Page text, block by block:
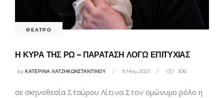
ΘΕΑΤΡΟ
Η ΚΥΡΑ ΤΗΣ ΡΩ – ΠΑΡΑΤΑΣΗ ΛΟΓΩ ΕΠΙΤΥΧΙΑΣ
byΚΑΤΕΡΙΝΑ ΧΑΤΖΗΚΩΝΣΤΑΝΤΙΝΟΥ 9 May 2023 306
σε σκηνοθεσία Σταύρου Λίτινα Στον ομώνυμο ρόλο η